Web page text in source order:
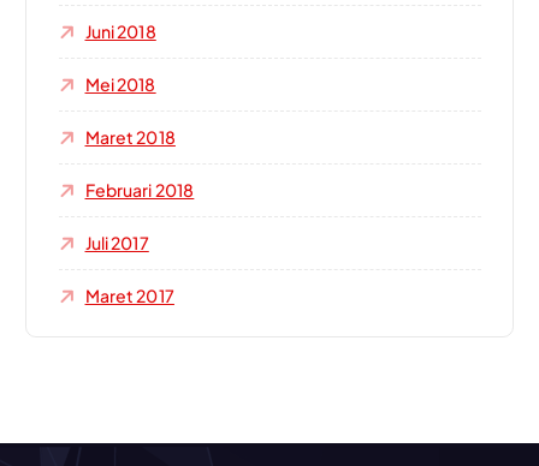
Juni 2018
Mei 2018
Maret 2018
Februari 2018
Juli 2017
Maret 2017